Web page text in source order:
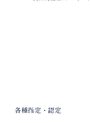
各種指定・認定